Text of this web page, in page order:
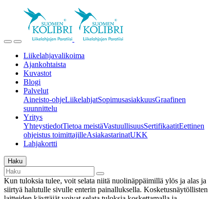
Liikelahjavalikoima
Ajankohtaista
Kuvastot
Blogi
Palvelut
Aineisto-ohjeLiikelahjatSopimusasiakkuusGraafinen
suunnittelu
Yritys
YhteystiedotTietoa meistäVastuullisuusSertifikaatitEettinen
ohjeistus toimittajilleAsiakastarinatUKK
Lahjakortti
Haku
Kun tuloksia tulee, voit selata niitä nuolinäppäimillä ylös ja alas ja
siirtyä halutulle sivulle enterin painalluksella. Kosketusnäytöllisten